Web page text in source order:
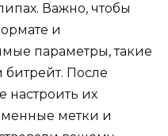
Важно, чтобы
и
параметры, такие
битрейт. После
настроить их
метки и